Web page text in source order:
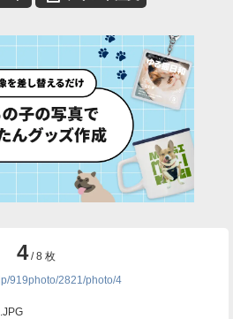
4/ 8 枚
919photo/2821/photo/4